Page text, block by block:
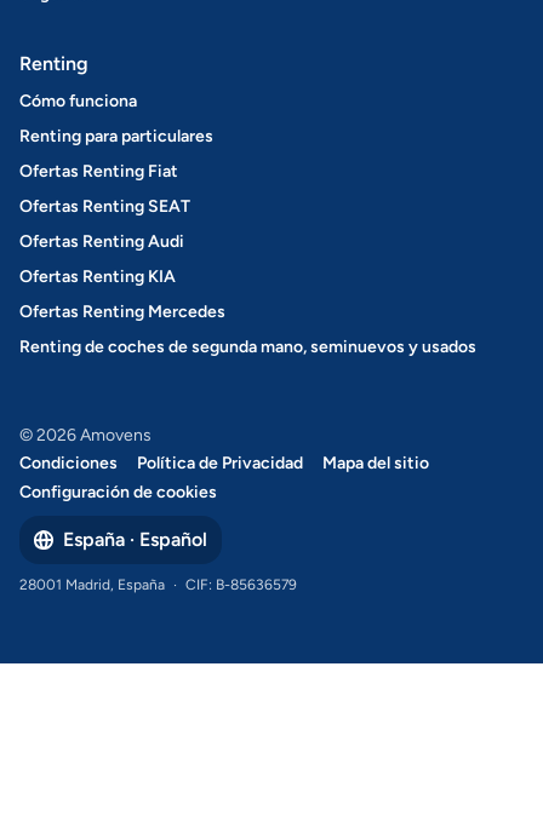
Renting
Cómo funciona
Renting para particulares
Ofertas Renting Fiat
Ofertas Renting SEAT
Ofertas Renting Audi
Ofertas Renting KIA
Ofertas Renting Mercedes
Renting de coches de segunda mano, seminuevos y usados
© 2026 Amovens
Condiciones
Política de Privacidad
Mapa del sitio
Configuración de cookies
España · Español
28001 Madrid, España · CIF: B-85636579